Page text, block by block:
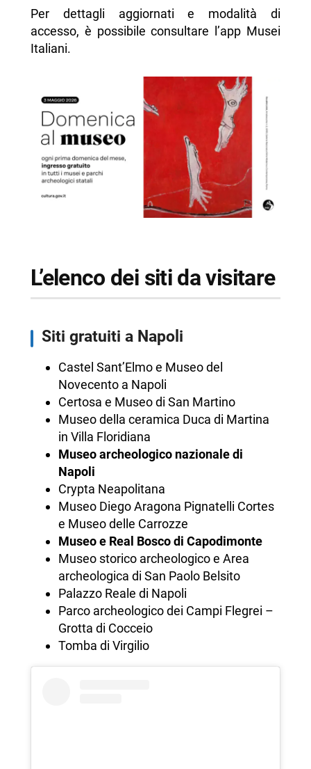
Per dettagli aggiornati e modalità di
accesso, è possibile consultare l’app Musei
Italiani.
L’elenco dei siti da visitare
Siti gratuiti a Napoli
Castel Sant’Elmo e Museo del
Novecento a Napoli
Certosa e Museo di San Martino
Museo della ceramica Duca di Martina
in Villa Floridiana
Museo archeologico nazionale di
Napoli
Crypta Neapolitana
Museo Diego Aragona Pignatelli Cortes
e Museo delle Carrozze
Museo e Real Bosco di Capodimonte
Museo storico archeologico e Area
archeologica di San Paolo Belsito
Palazzo Reale di Napoli
Parco archeologico dei Campi Flegrei –
Grotta di Cocceio
Tomba di Virgilio